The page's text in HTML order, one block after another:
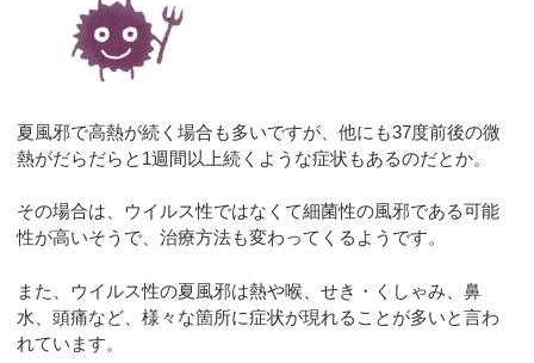
夏風邪で高熱が続く場合も多いですが、他にも37度前後の微
熱がだらだらと1週間以上続くような症状もあるのだとか。
その場合は、ウイルス性ではなくて細菌性の風邪である可能
性が高いそうで、治療方法も変わってくるようです。
また、ウイルス性の夏風邪は熱や喉、せき・くしゃみ、鼻
水、頭痛など、様々な箇所に症状が現れることが多いと言わ
れています。